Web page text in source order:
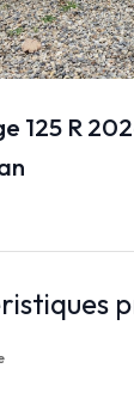
125 R